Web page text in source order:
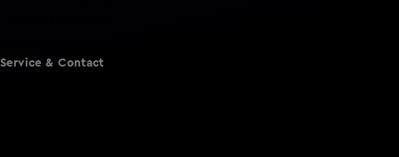
Service & Contact